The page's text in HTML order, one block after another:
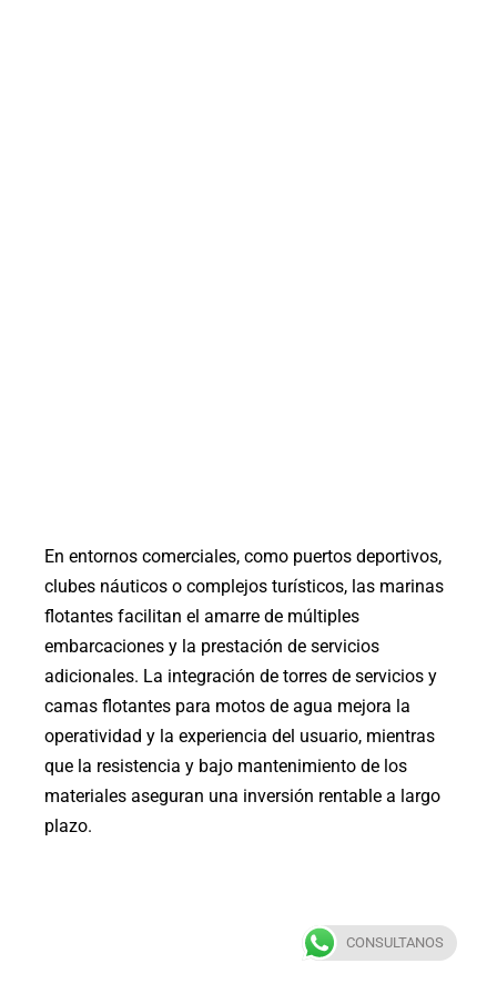
En entornos comerciales, como puertos deportivos,
clubes náuticos o complejos turísticos, las marinas
flotantes facilitan el amarre de múltiples
embarcaciones y la prestación de servicios
adicionales. La integración de torres de servicios y
camas flotantes para motos de agua mejora la
operatividad y la experiencia del usuario, mientras
que la resistencia y bajo mantenimiento de los
materiales aseguran una inversión rentable a largo
plazo.
CONSULTANOS